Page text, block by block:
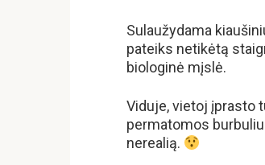
Sulaužydama
pateiks netikėtą
biologinė mįslė.
Viduje, vietoj įprasto
permatomos
nerealią.